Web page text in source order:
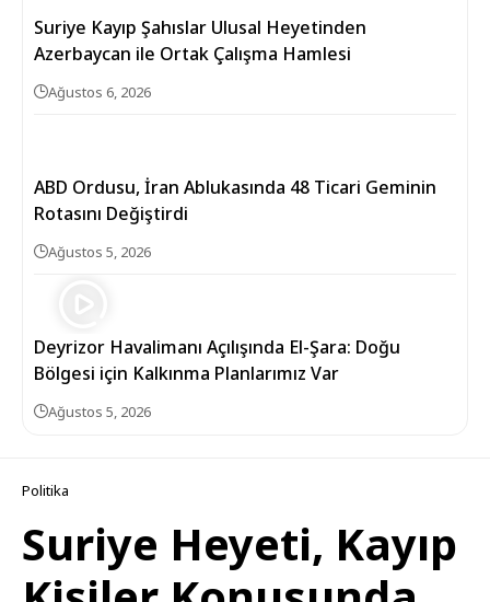
Suriye Kayıp Şahıslar Ulusal Heyetinden
Azerbaycan ile Ortak Çalışma Hamlesi
Ağustos 6, 2026
ABD Ordusu, İran Ablukasında 48 Ticari Geminin
Rotasını Değiştirdi
Ağustos 5, 2026
Deyrizor Havalimanı Açılışında El-Şara: Doğu
Bölgesi için Kalkınma Planlarımız Var
Ağustos 5, 2026
Politika
Suriye Heyeti, Kayıp